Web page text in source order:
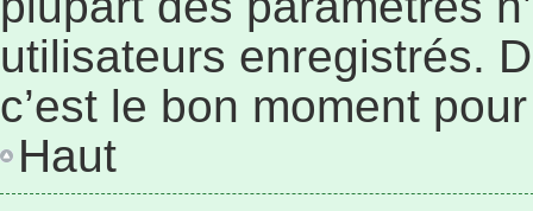
utilisateurs enregistrés.
c’est le bon moment
Haut